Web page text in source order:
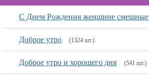
С Днем Рождения женщине смешные
Доброе утро (1324 шт.)
Доброе утро и хорошего дня (541 шт.)